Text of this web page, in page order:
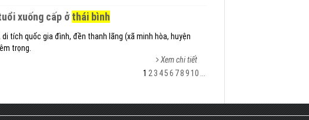
xuống cấp ở thái bình
tích quốc gia đình, đền thanh lãng (xã minh hòa, huyện
trọng.
Xem chi tiết
1 2 3 456 789 10